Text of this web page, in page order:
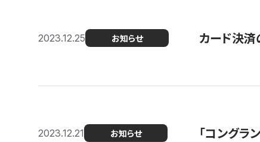
2023.12.25 お知らせ カード決
2023.12.21 お知らせ 「コングラ